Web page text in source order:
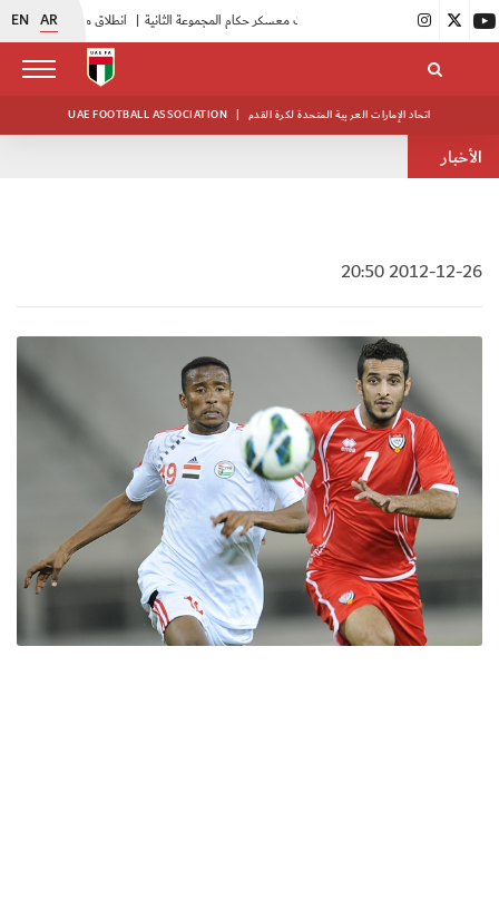
EN AR |
UAE FOOTBALL ASSOCIATION | اتحاد الإمارات العربية المتحدة لكرة القدم
الأخبار
2012-12-26 20:50